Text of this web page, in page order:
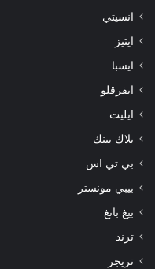
انسيتي
ايتيز
ايسبا
ايفرقلو
ايليت
بلاك بينك
بي تي اس
بيبي مونستر
بيغ بانغ
ترند
تريجر